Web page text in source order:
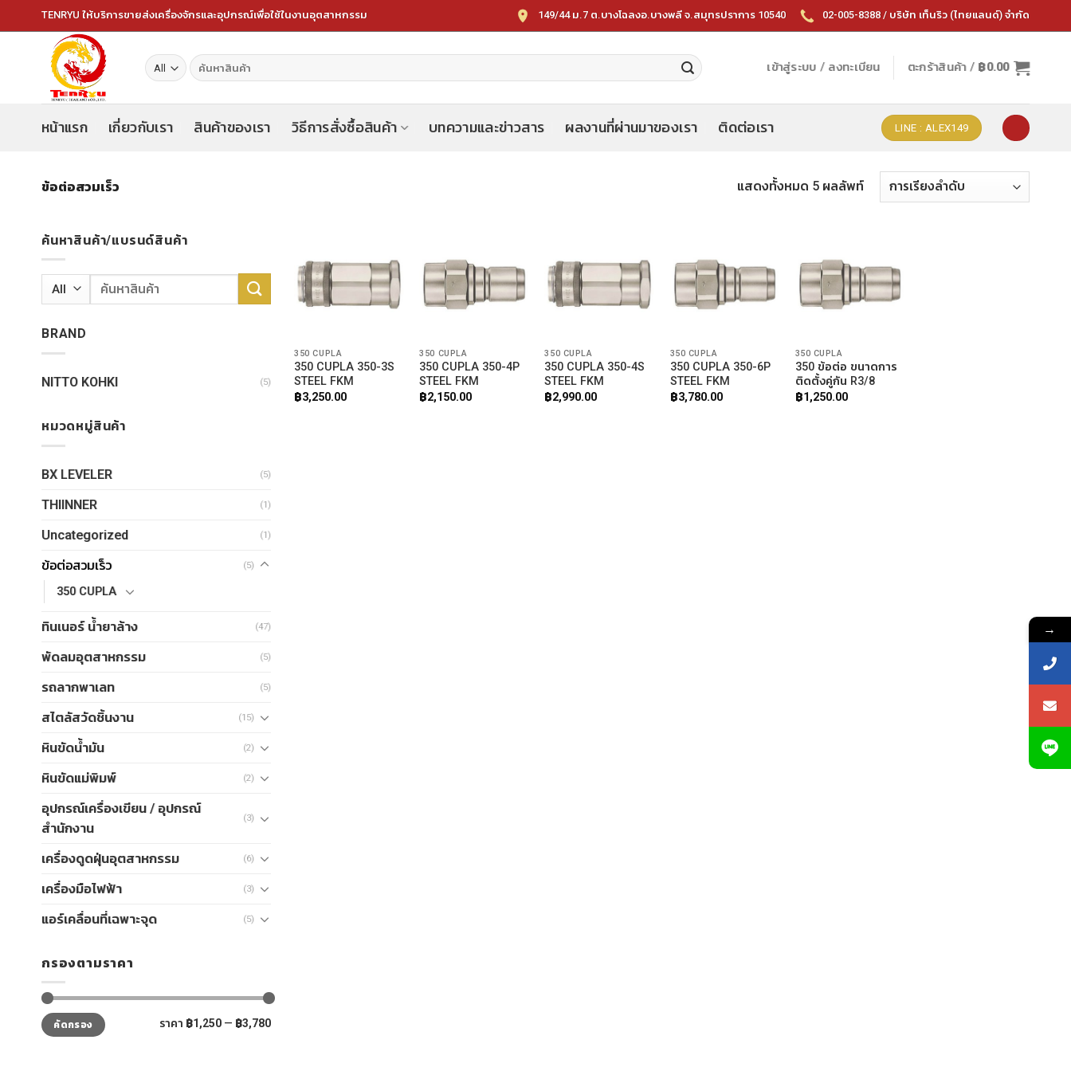
to
TENRYU ให้บริการขายส่งเครื่องจักรและอุปกรณ์เพื่อใช้ในงานอุตสาหกรรม 149/44 ม.7 ต.บางโฉลงอ.บางพลี จ.สมุทรปราการ 10540 02-005-8388 / บริษัท เท็นริว (ไทยแลนด์) จำกัด
ค้นหา: เข้าสู่ระบบ / ลงทะเบียน ตะกร้าสินค้า / ฿0.00
หน้าแรก เกี่ยวกับเรา สินค้าของเรา วิธีการสั่งซื้อสินค้า บทความและข่าวสาร ผลงานที่ผ่านมาของเรา ติดต่อเรา LINE : ALEX149
ข้อต่อสวมเร็ว แสดงทั้งหมด 5 ผลลัพท์
ค้นหาสินค้า/แบรนด์สินค้า
ค้นหา:
BRAND
NITTO KOHKI (5)
หมวดหมู่สินค้า
BX LEVELER (5)
THIINNER (1)
Uncategorized (1)
ข้อต่อสวมเร็ว (5)
350 CUPLA
ทินเนอร์ น้ำยาล้าง (47)
พัดลมอุตสาหกรรม (5)
รถลากพาเลท (5)
สไตลัสวัดชิ้นงาน (15)
หินขัดน้ำมัน (2)
หินขัดแม่พิมพ์ (2)
อุปกรณ์เครื่องเขียน / อุปกรณ์
สำนักงาน
(3)
เครื่องดูดฝุ่นอุตสาหกรรม (6)
เครื่องมือไฟฟ้า (3)
แอร์เคลื่อนที่เฉพาะจุด (5)
กรองตามราคา
ราคา
ต่ำ
สุด
ราคา
สูงสุดคัดกรอง ราคา ฿1,250— ฿3,780
350 CUPLA
350 CUPLA 350-3S
STEEL FKM
฿3,250.00
350 CUPLA
350 CUPLA 350-4P
STEEL FKM
฿2,150.00
350 CUPLA
350 CUPLA 350-4S
STEEL FKM
฿2,990.00
350 CUPLA
350 CUPLA 350-6P
STEEL FKM
฿3,780.00
350 CUPLA
350 ข้อต่อ ขนาดการ
ติดตั้งคู่กัน R3/8
฿1,250.00
→